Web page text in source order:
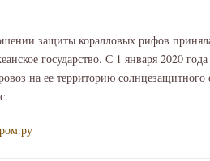
защиты коралловых рифов
государство. С 1 января 2020 года
на ее территорию солнцезащитного